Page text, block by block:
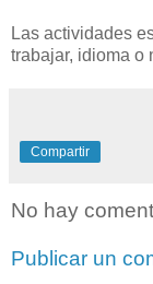
Las actividades
trabajar, idioma o
Compartir
No hay
Publicar un